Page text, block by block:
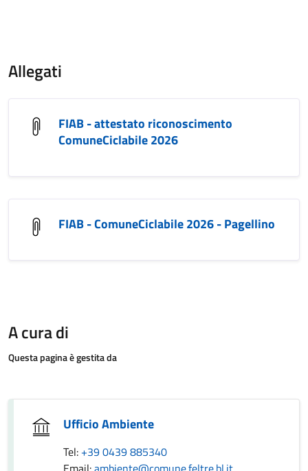
Allegati
FIAB - attestato riconoscimento
ComuneCiclabile 2026
FIAB - ComuneCiclabile 2026 - Pagellino
A cura di
Questa pagina è gestita da
Ufficio Ambiente
Tel: +39 0439 885340